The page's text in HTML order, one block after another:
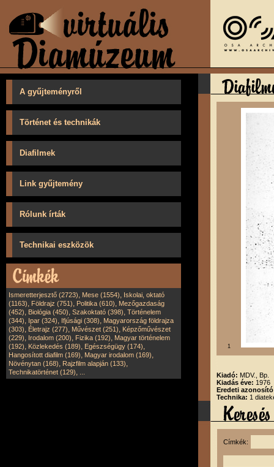
A gyűjteményről
Történet és technikák
Diafilmek
Link gyűjtemény
Rólunk írták
Technikai eszközök
Ismeretterjesztő (2723), Mese (1554), Iskolai, oktató
(1163), Földrajz (751), Politika (610), Mezőgazdaság
(452), Biológia (450), Szakoktató (398), Történelem
(344), Ipar (324), Ifjúsági (308), Magyarország földrajza
(303), Életrajz (277), Művészet (251), Képzőművészet
(229), Irodalom (200), Fizika (192), Magyar történelem
(192), Közlekedés (189), Egészségügy (174),
Hangosított diafilm (169), Magyar irodalom (169),
Növénytan (168), Rajzfilm alapján (133),
Technikatörténet (129),
1
Kiadó: MDV., Bp.
Kiadás éve: 1976
Eredeti
Technika: 1
Címkék: